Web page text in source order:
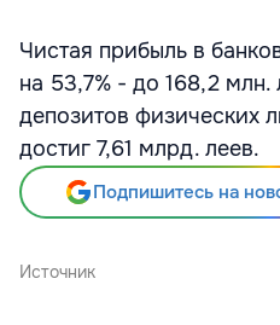
Чистая прибыль в
на 53,7% - до 168,2 млн.
депозитов физических
достиг 7,61 млрд. леев.
Подпишитесь на
Источник